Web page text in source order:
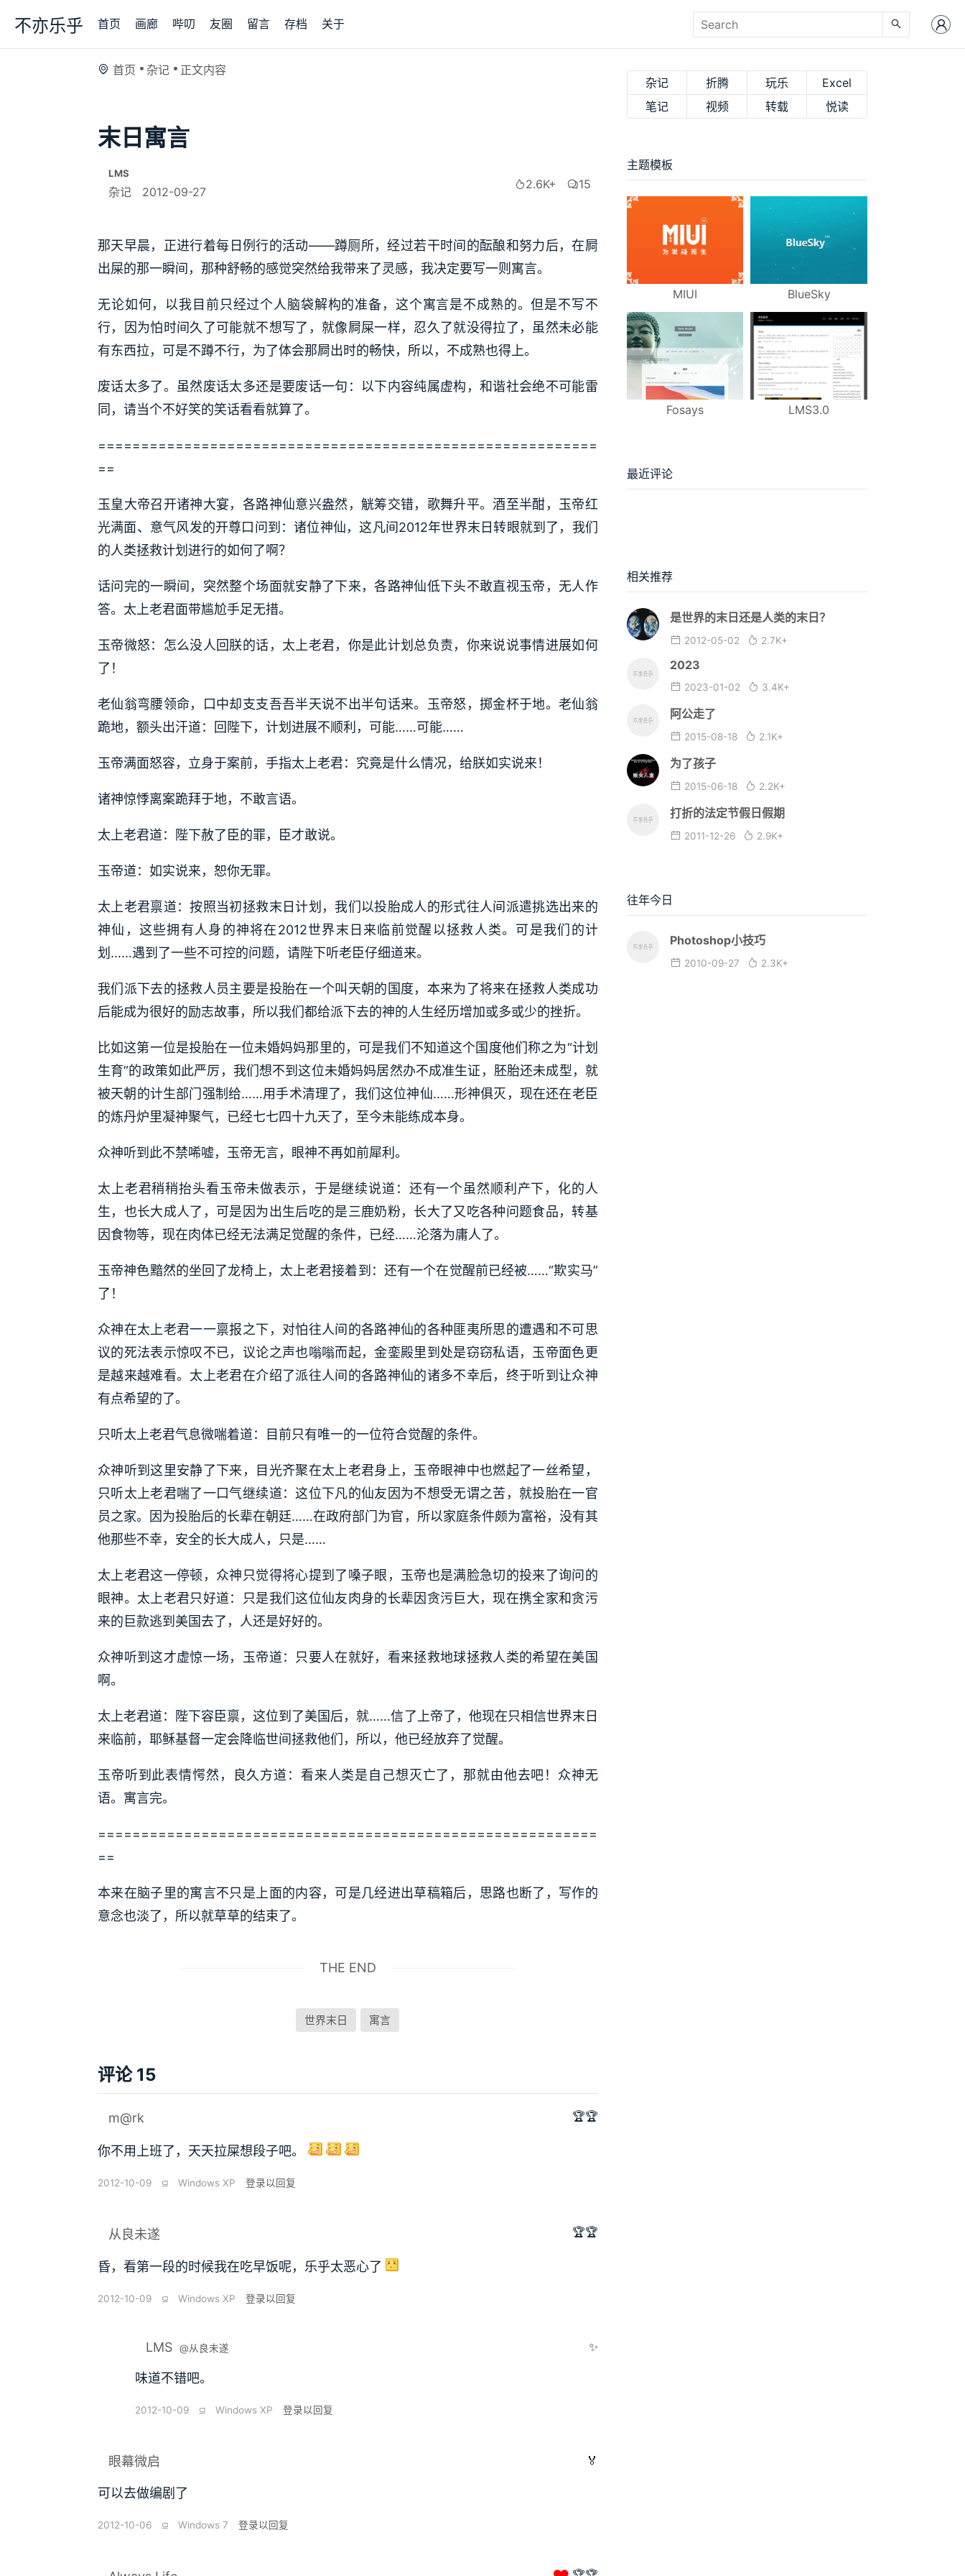
不亦乐乎 首页 画廊 哔叨 友圈 留言 存档 关于
首页 杂记 正文内容
末日寓言
LMS
杂记 2012-09-27
2.6K+ 15
那天早晨，正进行着每日例行的活动——蹲厕所，经过若干时间的酝酿和努力后，在屙
出屎的那一瞬间，那种舒畅的感觉突然给我带来了灵感，我决定要写一则寓言。
无论如何，以我目前只经过个人脑袋解构的准备，这个寓言是不成熟的。但是不写不
行，因为怕时间久了可能就不想写了，就像屙屎一样，忍久了就没得拉了，虽然未必能
有东西拉，可是不蹲不行，为了体会那屙出时的畅快，所以，不成熟也得上。
废话太多了。虽然废话太多还是要废话一句：以下内容纯属虚构，和谐社会绝不可能雷
同，请当个不好笑的笑话看看就算了。
==========================================================
==
玉皇大帝召开诸神大宴，各路神仙意兴盎然，觥筹交错，歌舞升平。酒至半酣，玉帝红
光满面、意气风发的开尊口问到：诸位神仙，这凡间2012年世界末日转眼就到了，我们
的人类拯救计划进行的如何了啊？
话问完的一瞬间，突然整个场面就安静了下来，各路神仙低下头不敢直视玉帝，无人作
答。太上老君面带尴尬手足无措。
玉帝微怒：怎么没人回朕的话，太上老君，你是此计划总负责，你来说说事情进展如何
了！
老仙翁弯腰领命，口中却支支吾吾半天说不出半句话来。玉帝怒，掷金杯于地。老仙翁
跪地，额头出汗道：回陛下，计划进展不顺利，可能……可能……
玉帝满面怒容，立身于案前，手指太上老君：究竟是什么情况，给朕如实说来！
诸神惊悸离案跪拜于地，不敢言语。
太上老君道：陛下赦了臣的罪，臣才敢说。
玉帝道：如实说来，恕你无罪。
太上老君禀道：按照当初拯救末日计划，我们以投胎成人的形式往人间派遣挑选出来的
神仙，这些拥有人身的神将在2012世界末日来临前觉醒以拯救人类。可是我们的计
划……遇到了一些不可控的问题，请陛下听老臣仔细道来。
我们派下去的拯救人员主要是投胎在一个叫天朝的国度，本来为了将来在拯救人类成功
后能成为很好的励志故事，所以我们都给派下去的神的人生经历增加或多或少的挫折。
比如这第一位是投胎在一位未婚妈妈那里的，可是我们不知道这个国度他们称之为“计划
生育”的政策如此严厉，我们想不到这位未婚妈妈居然办不成准生证，胚胎还未成型，就
被天朝的计生部门强制给……用手术清理了，我们这位神仙……形神俱灭，现在还在老臣
的炼丹炉里凝神聚气，已经七七四十九天了，至今未能练成本身。
众神听到此不禁唏嘘，玉帝无言，眼神不再如前犀利。
太上老君稍稍抬头看玉帝未做表示，于是继续说道：还有一个虽然顺利产下，化的人
生，也长大成人了，可是因为出生后吃的是三鹿奶粉，长大了又吃各种问题食品，转基
因食物等，现在肉体已经无法满足觉醒的条件，已经……沦落为庸人了。
玉帝神色黯然的坐回了龙椅上，太上老君接着到：还有一个在觉醒前已经被……“欺实马”
了！
众神在太上老君一一禀报之下，对怕往人间的各路神仙的各种匪夷所思的遭遇和不可思
议的死法表示惊叹不已，议论之声也嗡嗡而起，金銮殿里到处是窃窃私语，玉帝面色更
是越来越难看。太上老君在介绍了派往人间的各路神仙的诸多不幸后，终于听到让众神
有点希望的了。
只听太上老君气息微喘着道：目前只有唯一的一位符合觉醒的条件。
众神听到这里安静了下来，目光齐聚在太上老君身上，玉帝眼神中也燃起了一丝希望，
只听太上老君喘了一口气继续道：这位下凡的仙友因为不想受无谓之苦，就投胎在一官
员之家。因为投胎后的长辈在朝廷……在政府部门为官，所以家庭条件颇为富裕，没有其
他那些不幸，安全的长大成人，只是……
太上老君这一停顿，众神只觉得将心提到了嗓子眼，玉帝也是满脸急切的投来了询问的
眼神。太上老君只好道：只是我们这位仙友肉身的长辈因贪污巨大，现在携全家和贪污
来的巨款逃到美国去了，人还是好好的。
众神听到这才虚惊一场，玉帝道：只要人在就好，看来拯救地球拯救人类的希望在美国
啊。
太上老君道：陛下容臣禀，这位到了美国后，就……信了上帝了，他现在只相信世界末日
来临前，耶稣基督一定会降临世间拯救他们，所以，他已经放弃了觉醒。
玉帝听到此表情愕然，良久方道：看来人类是自己想灭亡了，那就由他去吧！众神无
语。寓言完。
==========================================================
==
本来在脑子里的寓言不只是上面的内容，可是几经进出草稿箱后，思路也断了，写作的
意念也淡了，所以就草草的结束了。
THE END
世界末日 寓言
评论 15
m@rk 🏆🏆
你不用上班了，天天拉屎想段子吧。
2012-10-09 ⫑ Windows XP 登录以回复
从良未遂 🏆🏆
昏，看第一段的时候我在吃早饭呢，乐乎太恶心了
2012-10-09 ⫑ Windows XP 登录以回复
LMS @从良未遂 ✨
味道不错吧。
2012-10-09 ⫑ Windows XP 登录以回复
眼幕微启 🏅
可以去做编剧了
2012-10-06 ⫑ Windows 7 登录以回复
杂记 折腾 玩乐
Excel
笔记
视频 转载 悦读
主题模板
MIUI BlueSky
Fosays LMS3.0
最近评论
相关推荐
是世界的末日还是人类的末日？
2012-05-02 2.7K+
2023
2023-01-02 3.4K+
阿公走了
2015-08-18 2.1K+
为了孩子
2015-06-18 2.2K+
打折的法定节假日假期
2011-12-26 2.9K+
往年今日
Photoshop小技巧
2010-09-27 2.3K+